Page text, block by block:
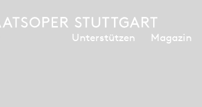
Unterstützen Magazin